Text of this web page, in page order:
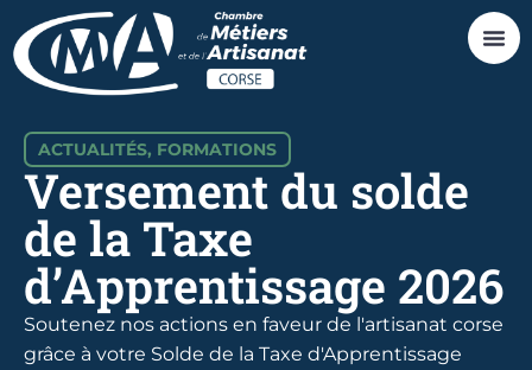
ACTUALITÉS, FORMATIONS
Versement du solde
de la Taxe
d’Apprentissage 2026
Soutenez nos actions en faveur de l'artisanat corse
grâce à votre Solde de la Taxe d'Apprentissage